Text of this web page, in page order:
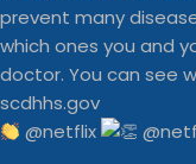
@netflix